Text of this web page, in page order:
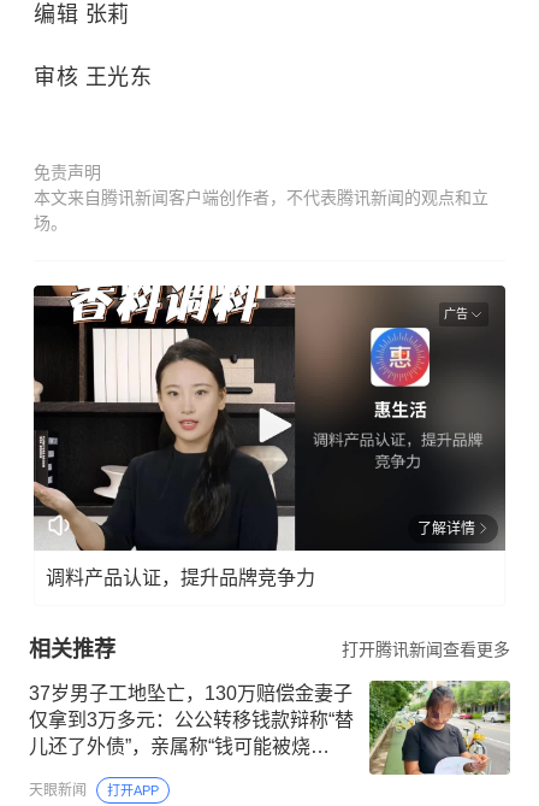
编辑 张莉
审核 王光东
免责声明
本文来自腾讯新闻客户端创作者，不代表腾讯新闻的观点和立
场。
广告
了解详情
调料产品认证，提升品牌竞争力
相关推荐 打开腾讯新闻查看更多
37岁男子工地坠亡，130万赔偿金妻子
仅拿到3万多元：公公转移钱款辩称“替
儿还了外债”，亲属称“钱可能被烧
了”，女方已报警
天眼新闻 打开APP